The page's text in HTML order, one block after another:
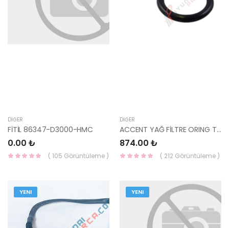
DIĞER
FİTİL 86347-D3000-HMC
0.00 ₺
( 105 Görüntüleme )
DIĞER
ACCENT YAĞ FİLTRE ORING TAKIMI 09-12 ERA / I-20 09-12 DİZEL 26311-2A500-HMC
874.00 ₺
( 212 Görüntüleme )
YENI YENI